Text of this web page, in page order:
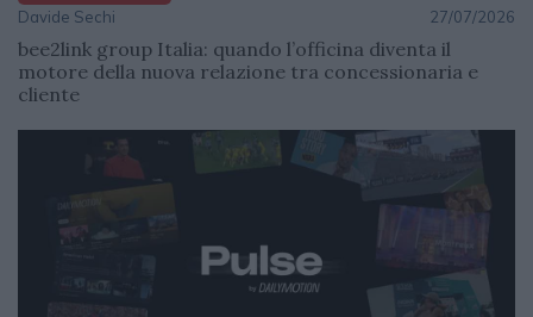
Davide Sechi 27/07/2026
bee2link group Italia: quando l’officina diventa il
motore della nuova relazione tra concessionaria e
cliente